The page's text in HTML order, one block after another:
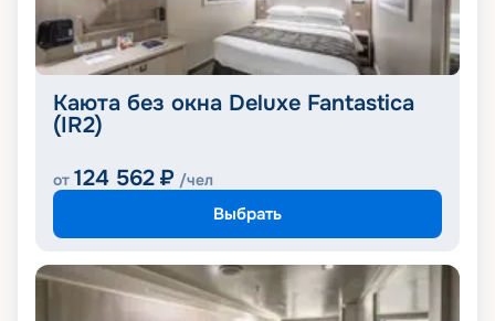
Каюта без окна Deluxe Fantastica
(IR2)
от 124 562 ₽ /чел
Выбрать